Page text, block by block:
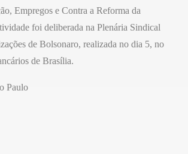
Empregos e Contra a Reforma da
foi deliberada na Plenária Sindical
de Bolsonaro, realizada no dia 5, no
de Brasília.
Paulo